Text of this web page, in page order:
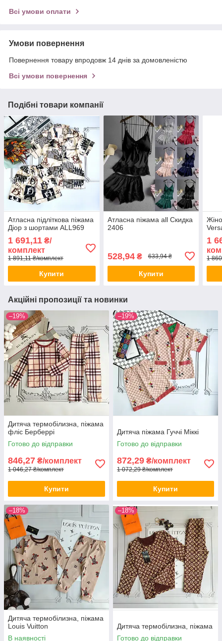
Всі умови оплати
Умови повернення
Повернення товару впродовж 14 днів за домовленістю
Всі умови повернення
Подібні товари компанії
Атласна підліткова піжама
Діор з шортами ALL969
1 691,11 ₴/
комплект
1 891,11 ₴/комплект
Купити
Атласна піжама all Скидка
2406
528,94₴ 633,94 ₴
Купити
1
1
Акційні пропозиції та новинки
–19%
Дитяча термобілизна, піжама
фліс Берберрі
Готово до відправки
846,27 ₴/комплект
1 046,27 ₴/комплект
Купити
–19%
Дитяча піжама Гуччі Міккі
Готово до відправки
872,29 ₴/комплект
1 072,29 ₴/комплект
Купити
–18%
Дитяча термобілизна, піжама
Louis Vuitton
В наявності
–18%
Дитяча термобілизна, піжама
Готово до відправки